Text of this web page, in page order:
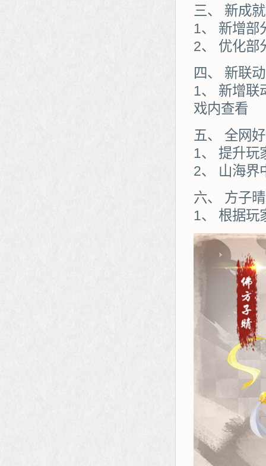
三、 新成就
1、 新增部
2、 优化部
四、 新联
1、 新增联
戏内查看
五、 全网
1、 提升玩
2、 山海界
六、 方子
1、 根据玩